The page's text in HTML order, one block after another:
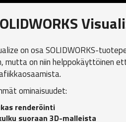
on osa SOLIDWORKS-
mutta on niin helppokäyttöinen
ominaisuudet:
renderöinti
suoraan 3D-malleista